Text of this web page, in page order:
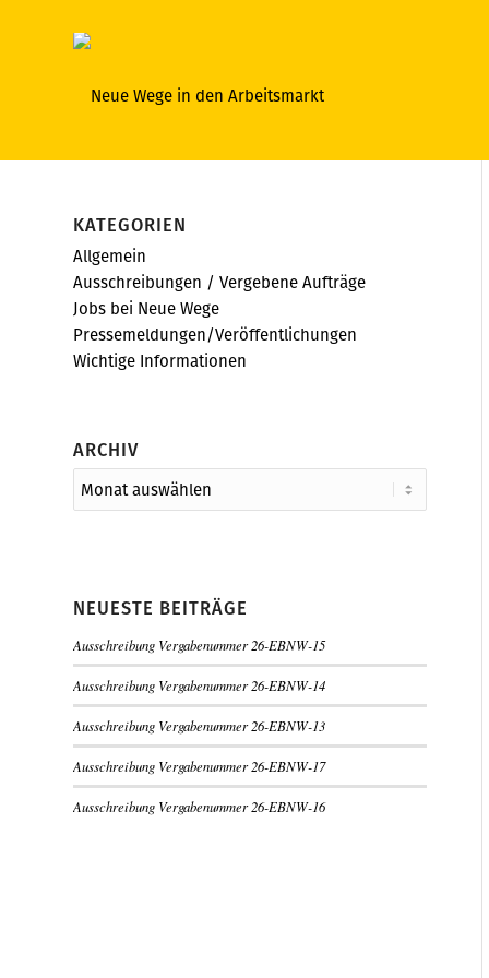
KATEGORIEN
Allgemein
Ausschreibungen / Vergebene Aufträge
Jobs bei Neue Wege
Pressemeldungen/Veröffentlichungen
Wichtige Informationen
ARCHIV
NEUESTE BEITRÄGE
Ausschreibung Vergabenummer 26-EBNW-15
Ausschreibung Vergabenummer 26-EBNW-14
Ausschreibung Vergabenummer 26-EBNW-13
Ausschreibung Vergabenummer 26-EBNW-17
Ausschreibung Vergabenummer 26-EBNW-16